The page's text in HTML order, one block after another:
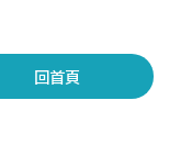
回首頁